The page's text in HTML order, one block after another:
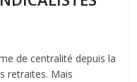
de centralité depuis la
retraites. Mais